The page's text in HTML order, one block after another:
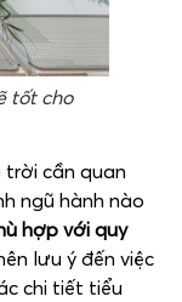
tốt cho
trời cần quan
ngũ hành nào
hợp với quy
lưu ý đến việc
chi tiết tiểu